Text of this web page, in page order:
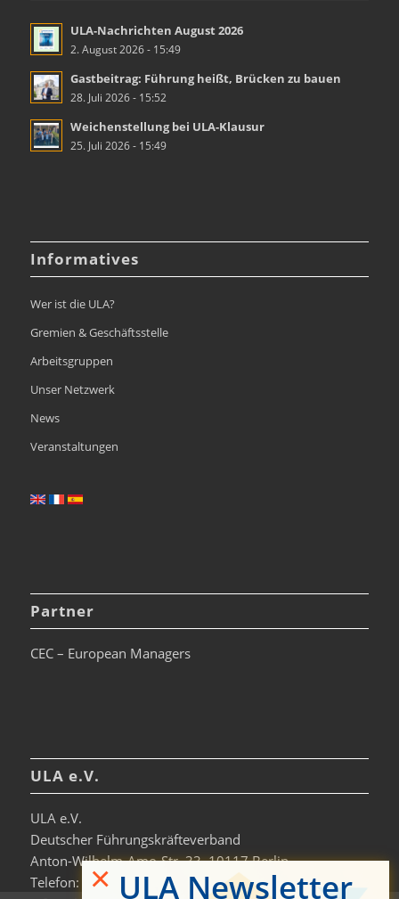
ULA-Nachrichten August 2026
2. August 2026 - 15:49
Gastbeitrag: Führung heißt, Brücken zu bauen
28. Juli 2026 - 15:52
Weichenstellung bei ULA-Klausur
25. Juli 2026 - 15:49
Informatives
Wer ist die ULA?
Gremien & Geschäftsstelle
Arbeitsgruppen
Unser Netzwerk
News
Veranstaltungen
Partner
CEC – European Managers
ULA e.V.
ULA e.V.
Deutscher Führungskräfteverband
Anton-Wilhelm-Amo-Str. 33, 10117 Berlin
Telefon: +49 30-306963-0ULA Newsletter
×